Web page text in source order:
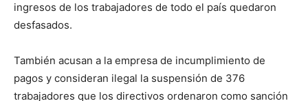
ingresos de los trabajadores de todo el país quedaron
desfasados.
También acusan a la empresa de incumplimiento de
pagos y consideran ilegal la suspensión de 376
trabajadores que los directivos ordenaron como sanción